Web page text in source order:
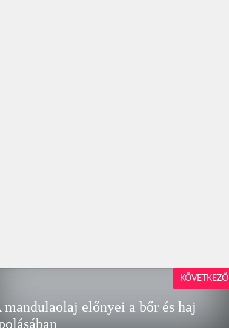
mandulaolaj előnyei a bőr és haj
KÖVETKEZŐ